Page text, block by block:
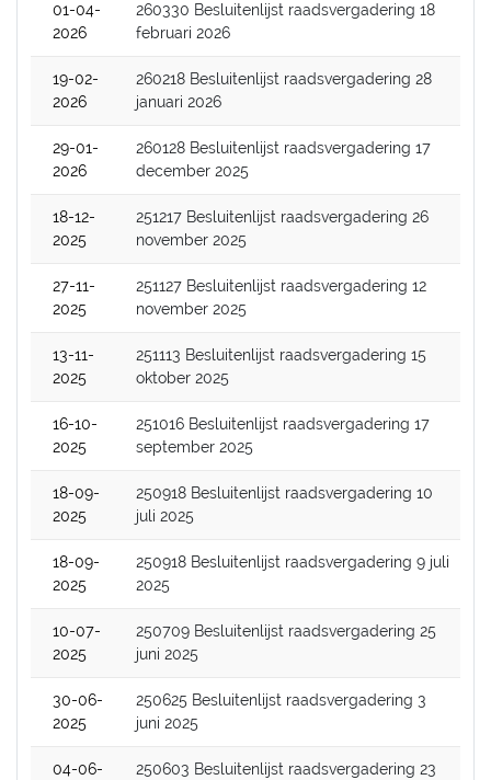
01-04-
2026
260330 Besluitenlijst raadsvergadering 18
februari 2026
19-02-
2026
260218 Besluitenlijst raadsvergadering 28
januari 2026
29-01-
2026
260128 Besluitenlijst raadsvergadering 17
december 2025
18-12-
2025
251217 Besluitenlijst raadsvergadering 26
november 2025
27-11-
2025
251127 Besluitenlijst raadsvergadering 12
november 2025
13-11-
2025
251113 Besluitenlijst raadsvergadering 15
oktober 2025
16-10-
2025
251016 Besluitenlijst raadsvergadering 17
september 2025
18-09-
2025
250918 Besluitenlijst raadsvergadering 10
juli 2025
18-09-
2025
250918 Besluitenlijst raadsvergadering 9 juli
2025
10-07-
2025
250709 Besluitenlijst raadsvergadering 25
juni 2025
30-06-
2025
250625 Besluitenlijst raadsvergadering 3
juni 2025
04-06- 250603 Besluitenlijst raadsvergadering 23